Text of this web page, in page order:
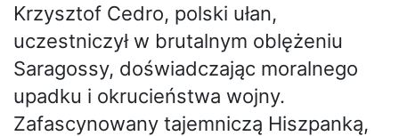
Krzysztof Cedro, polski ułan,
uczestniczył w brutalnym oblężeniu
Saragossy, doświadczając moralnego
upadku i okrucieństwa wojny.
Zafascynowany tajemniczą Hiszpanką,